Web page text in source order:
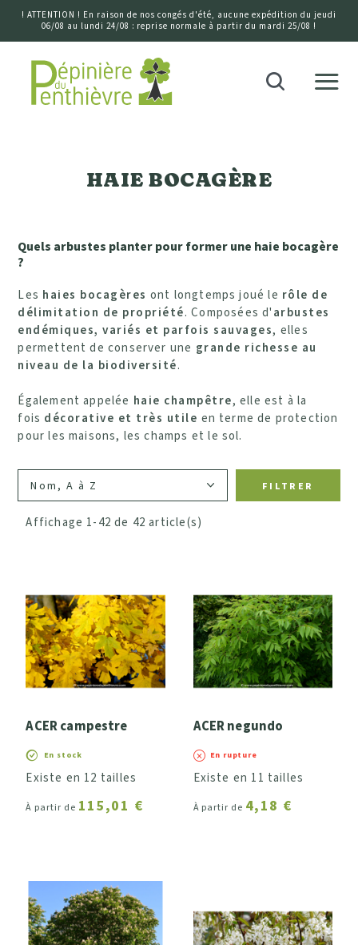
! ATTENTION ! En raison de nos congés d'été, aucune expédition du jeudi
06/08 au lundi 24/08 : reprise normale à partir du mardi 25/08 !
Accueil
Terrain
Exposition
Hauteur (développement à l'âge adulte)
Largeur (développement à l'âge adulte)
a - Printanier
b - Estival
Couleurs
HAIE BOCAGÈRE
Quels arbustes planter pour former une haie bocagère
?
Les haies bocagères ont longtemps joué le rôle de
délimitation de propriété. Composées d'arbustes
endémiques, variés et parfois sauvages, elles
permettent de conserver une grande richesse au
niveau de la biodiversité.
Également appelée haie champêtre, elle est à la
fois décorative et très utile en terme de protection
pour les maisons, les champs et le sol.
FILTRER
Affichage 1-42 de 42 article(s)
ACER campestre
En stock
Existe en 12 tailles
À partir de 115,01 €
ACER negundo
En rupture
Existe en 11 tailles
À partir de 4,18 €